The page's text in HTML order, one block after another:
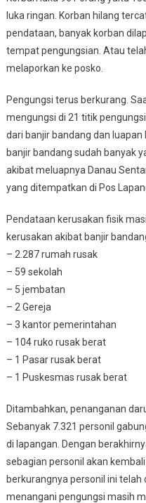
luka ringan. Korban hilang
pendataan, banyak korban
tempat pengungsian. Atau
melaporkan ke posko.
Pengungsi terus berkurang.
mengungsi di 21 titik
dari banjir bandang dan
banjir bandang sudah banyak
akibat meluapnya Danau
yang ditempatkan di Pos
Pendataan kerusakan fisik
kerusakan akibat banjir
– 2.287 rumah rusak
– 59 sekolah
– 5 jembatan
– 2 Gereja
– 3 kantor pemerintahan
– 104 ruko rusak berat
– 1 Pasar rusak berat
– 1 Puskesmas rusak berat
Ditambahkan, penanganan
Sebanyak 7.321 personil
di lapangan. Dengan
sebagian personil akan
berkurangnya personil ini
menangani pengungsi masih